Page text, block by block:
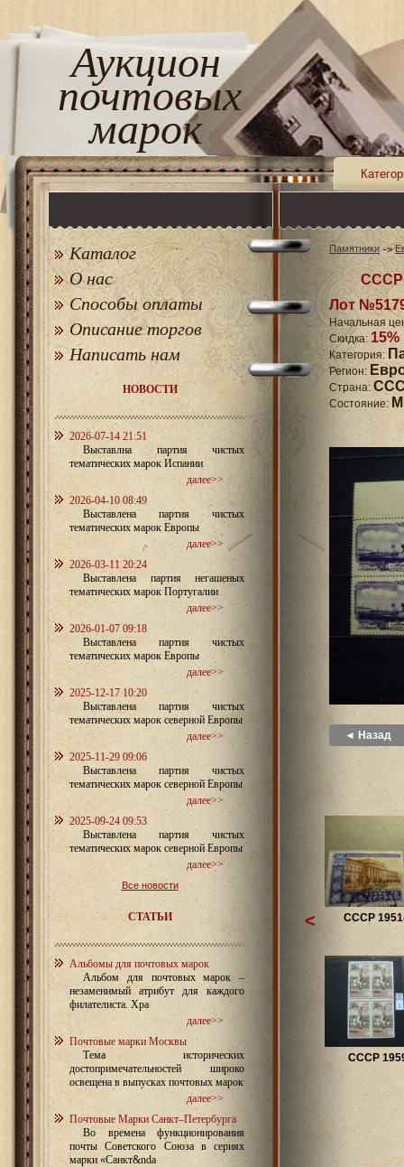
Аукцион
почтовых
марок
Каталог
О нас
Способы оплаты
Описание торгов
Написать нам
НОВОСТИ
2026-07-14 21:51
Выставлна партия чистых
тематических марок Испании
далее>>
2026-04-10 08:49
Выставлена партия чистых
тематических марок Европы
далее>>
2026-03-11 20:24
Выставлена партия негашеных
тематических марок Португалии
далее>>
2026-01-07 09:18
Выставлена партия чистых
тематических марок Европы
далее>>
2025-12-17 10:20
Выставлена партия чистых
тематических марок северной Европы
далее>>
2025-11-29 09:06
Выставлена партия чистых
тематических марок северной Европы
далее>>
2025-09-24 09:53
Выставлена партия чистых
тематических марок северной Европы
далее>>
Все новости
СТАТЬИ
Альбомы для почтовых марок
Альбом для почтовых марок –
незаменимый атрибут для каждого
филателиста. Хра
далее>>
Почтовые марки Москвы
Тема исторических
достопримечательностей широко
освещена в выпусках почтовых марок
далее>>
Почтовые Марки Санкт–Петербурга
Во времена функционирования
почты Советского Союза в сериях
марки «Санкт&nda
Памятники
СССР
Лот
Начальная
Скидка: 15%
Категория:
Регион:
Страна:
Состояние:
◄ Назад
СССР
СССР
<